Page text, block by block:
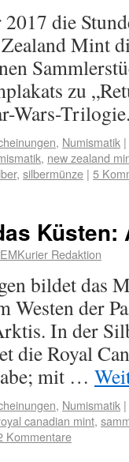
die
Mint
zu
Wars-
, Numismatik |
, new zealand
, silbermünze | 5
Küsten:
EMKurier Redaktion
bildet das
Westen der
In der
die Royal
mit …
, Numismatik |
canadian mint,
Kommentare